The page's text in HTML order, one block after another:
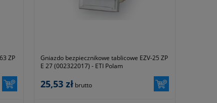
ZP
Gniazdo bezpiecznikowe tablicowe EZV-25 ZP
E 27 (002322017) - ETI Polam
25,53 zł brutto